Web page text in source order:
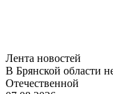
Лента новостей
В Брянской области
Отечественной